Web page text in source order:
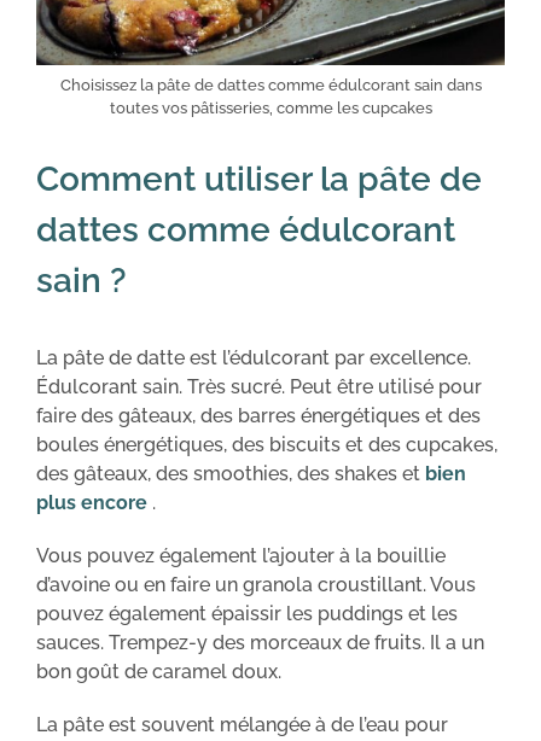
Choisissez la pâte de dattes comme édulcorant sain dans
toutes vos pâtisseries, comme les cupcakes
Comment utiliser la pâte de
dattes comme édulcorant
sain ?
La pâte de datte est l’édulcorant par excellence.
Édulcorant sain. Très sucré. Peut être utilisé pour
faire des gâteaux, des barres énergétiques et des
boules énergétiques, des biscuits et des cupcakes,
des gâteaux, des smoothies, des shakes et bien
plus encore .
Vous pouvez également l’ajouter à la bouillie
d’avoine ou en faire un granola croustillant. Vous
pouvez également épaissir les puddings et les
sauces. Trempez-y des morceaux de fruits. Il a un
bon goût de caramel doux.
La pâte est souvent mélangée à de l’eau pour